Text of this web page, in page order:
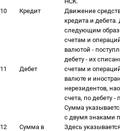
10
Кредит
Движение средств
кредита и
следующим
счетам и
валютой -
дебету - их
счетам и
валюте и
нерезидентов,
счета, по дебету -
Сумма
с двумя знаками
11 Дебет
12
Сумма в
Здесь